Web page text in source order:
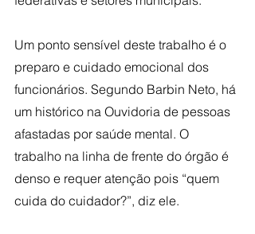
Um ponto sensível deste trabalho é o
preparo e cuidado emocional dos
funcionários. Segundo Barbin Neto, há
um histórico na Ouvidoria de pessoas
afastadas por saúde mental. O
trabalho na linha de frente do órgão é
denso e requer atenção pois “quem
cuida do cuidador?”, diz ele.